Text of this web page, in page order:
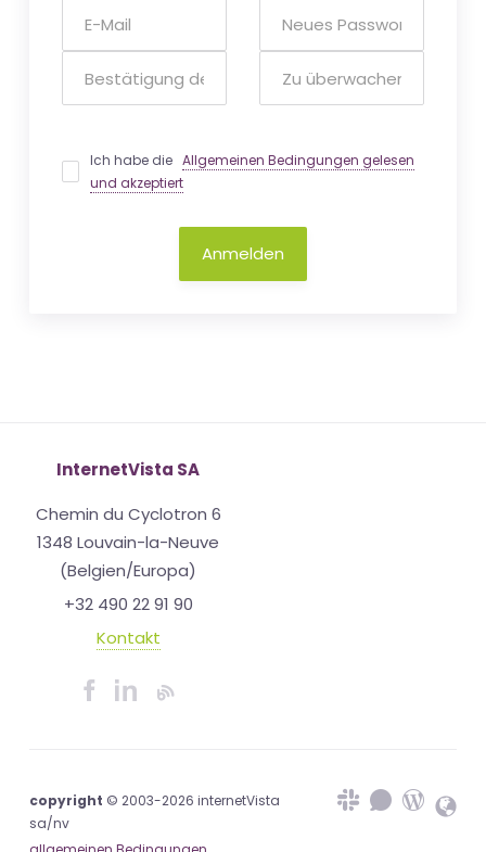
Ich habe dieAllgemeinen Bedingungen gelesen
und akzeptiert
Anmelden
InternetVista SA
Chemin du Cyclotron 6
1348 Louvain-la-Neuve
(Belgien/Europa)
+32 490 22 91 90
Kontakt
copyright © 2003-2026 internetVista
sa/nv